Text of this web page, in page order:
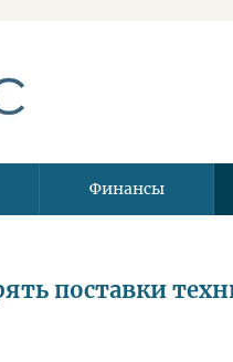
Финансы
поставки